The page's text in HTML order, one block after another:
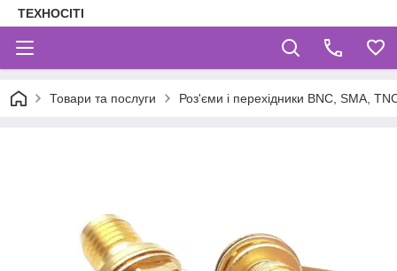
ТЕХНОСІТІ
Товари та послуги Роз'єми і перехідники BNC, SMA,